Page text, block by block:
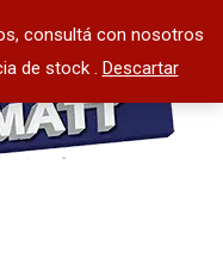
consultá con nosotros
de stock . Descartar